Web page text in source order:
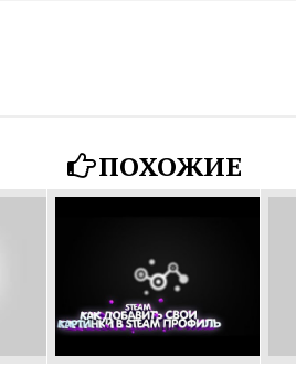
ПОХОЖИЕ